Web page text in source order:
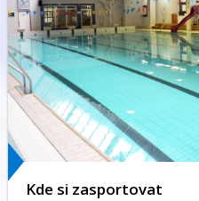
Kde si zasportovat